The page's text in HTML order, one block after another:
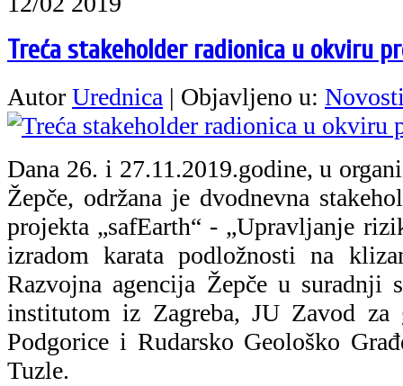
Treća stakeholder radionica u okviru
Autor Urednica | Objavljeno u:
Dana 26. i 27.11.2019.godine, u
Žepče, održana je dvodnevna
projekta „safEarth“ - „Upravljanje
izradom karata podložnosti na
Razvojna agencija Žepče u suradnji
institutom iz Zagreba, JU Zavod za
Podgorice i Rudarsko Geološko
Tuzle.